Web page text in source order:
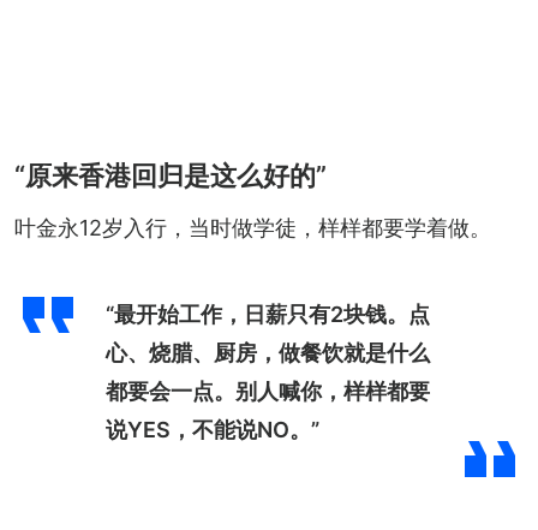
“原来香港回归是这么好的”
叶金永12岁入行，当时做学徒，样样都要学着做。
“最开始工作，日薪只有2块钱。点
心、烧腊、厨房，做餐饮就是什么
都要会一点。别人喊你，样样都要
说YES，不能说NO。”